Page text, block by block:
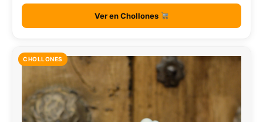
Ver en Chollones
CHOLLONES